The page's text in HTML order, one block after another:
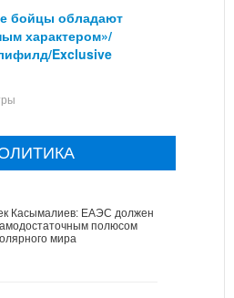
бойцы обладают
характером»/
Exclusive
Касымалиев: ЕАЭС должен
полюсом
мира